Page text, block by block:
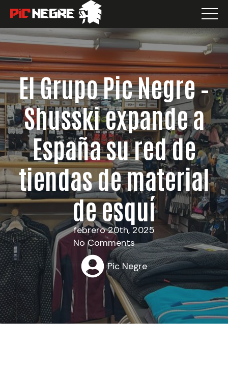
El Grupo Pic Negre –
Shusski expande a
España su red de
tiendas de material
de esquí
febrero 20th, 2025
No Comments
Pic Negre